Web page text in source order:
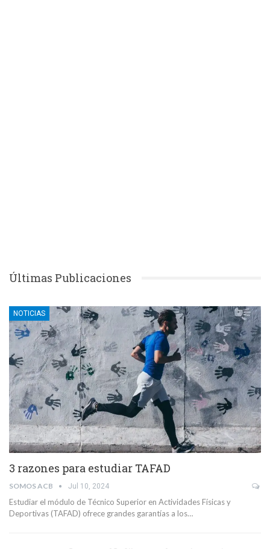
Últimas Publicaciones
NOTICIAS
3 razones para estudiar TAFAD
SOMOS ACB Jul 10, 2024
Estudiar el módulo de Técnico Superior en Actividades Físicas y
Deportivas (TAFAD) ofrece grandes garantías a los…